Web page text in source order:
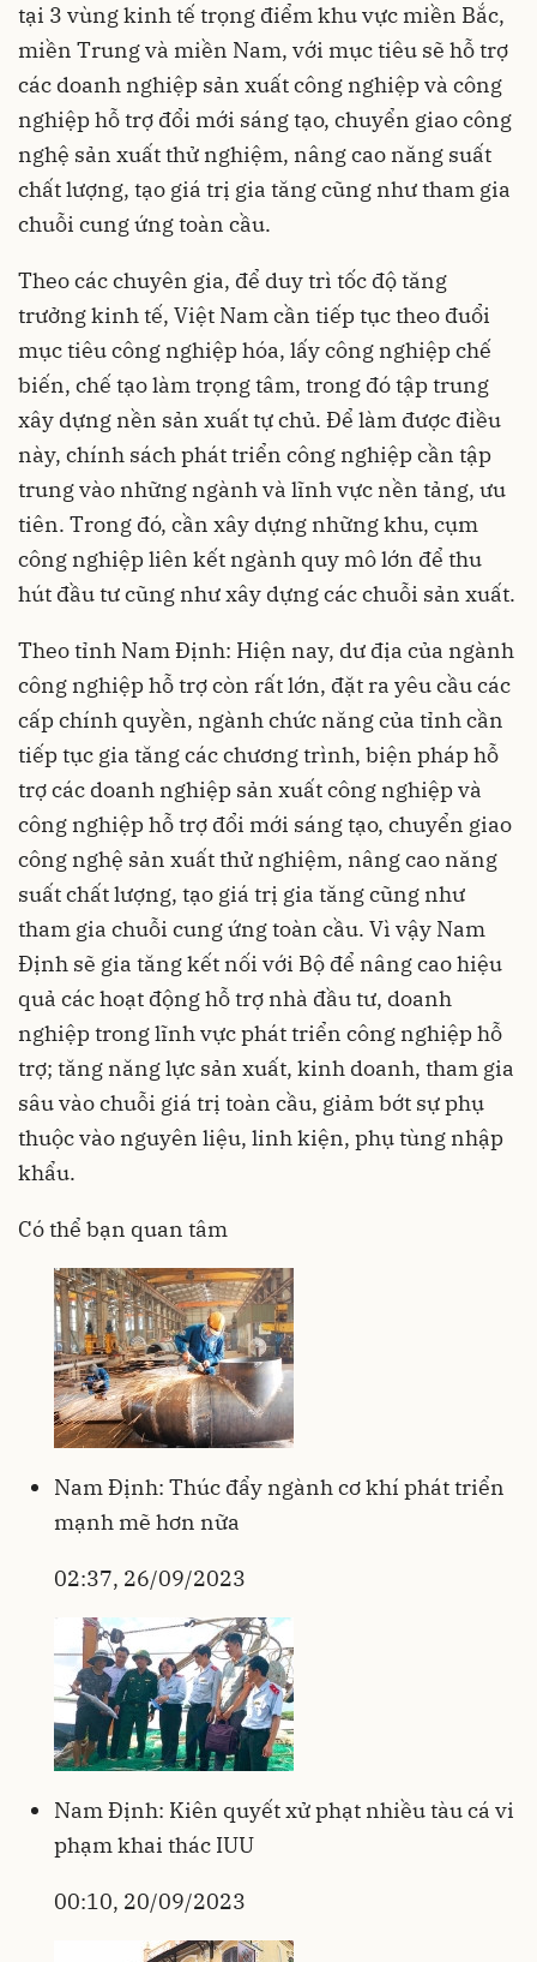
tại 3 vùng kinh tế trọng điểm khu vực miền Bắc,
miền Trung và miền Nam, với mục tiêu sẽ hỗ trợ
các doanh nghiệp sản xuất công nghiệp và công
nghiệp hỗ trợ đổi mới sáng tạo, chuyển giao công
nghệ sản xuất thử nghiệm, nâng cao năng suất
chất lượng, tạo giá trị gia tăng cũng như tham gia
chuỗi cung ứng toàn cầu.
Theo các chuyên gia, để duy trì tốc độ tăng
trưởng kinh tế, Việt Nam cần tiếp tục theo đuổi
mục tiêu công nghiệp hóa, lấy công nghiệp chế
biến, chế tạo làm trọng tâm, trong đó tập trung
xây dựng nền sản xuất tự chủ. Để làm được điều
này, chính sách phát triển công nghiệp cần tập
trung vào những ngành và lĩnh vực nền tảng, ưu
tiên. Trong đó, cần xây dựng những khu, cụm
công nghiệp liên kết ngành quy mô lớn để thu
hút đầu tư cũng như xây dựng các chuỗi sản xuất.
Theo tỉnh Nam Định: Hiện nay, dư địa của ngành
công nghiệp hỗ trợ còn rất lớn, đặt ra yêu cầu các
cấp chính quyền, ngành chức năng của tỉnh cần
tiếp tục gia tăng các chương trình, biện pháp hỗ
trợ các doanh nghiệp sản xuất công nghiệp và
công nghiệp hỗ trợ đổi mới sáng tạo, chuyển giao
công nghệ sản xuất thử nghiệm, nâng cao năng
suất chất lượng, tạo giá trị gia tăng cũng như
tham gia chuỗi cung ứng toàn cầu. Vì vậy Nam
Định sẽ gia tăng kết nối với Bộ để nâng cao hiệu
quả các hoạt động hỗ trợ nhà đầu tư, doanh
nghiệp trong lĩnh vực phát triển công nghiệp hỗ
trợ; tăng năng lực sản xuất, kinh doanh, tham gia
sâu vào chuỗi giá trị toàn cầu, giảm bớt sự phụ
thuộc vào nguyên liệu, linh kiện, phụ tùng nhập
khẩu.
Có thể bạn quan tâm
Nam Định: Thúc đẩy ngành cơ khí phát triển
mạnh mẽ hơn nữa
02:37, 26/09/2023
Nam Định: Kiên quyết xử phạt nhiều tàu cá vi
phạm khai thác IUU
00:10, 20/09/2023